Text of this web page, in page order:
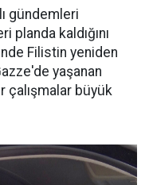
gündemleri
kaldığını
Filistin yeniden
yaşanan
çalışmalar büyük